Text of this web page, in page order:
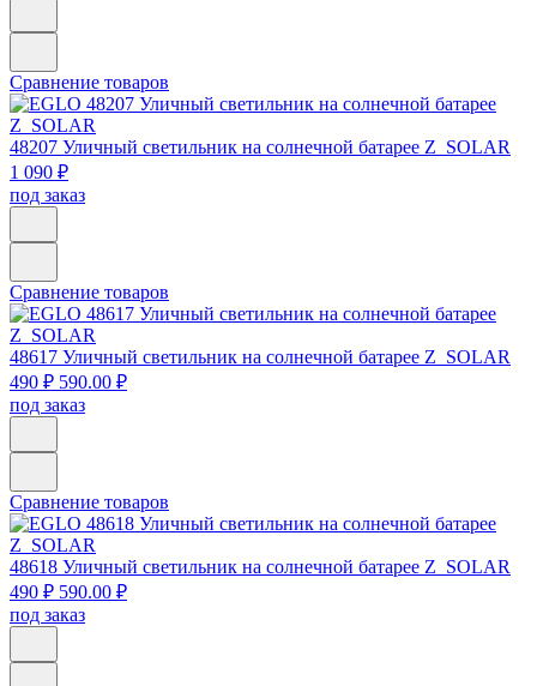
Сравнение товаров
48207 Уличный светильник на солнечной батарее Z_SOLAR
1 090 ₽
под заказ
Сравнение товаров
48617 Уличный светильник на солнечной батарее Z_SOLAR
490 ₽ 590.00 ₽
под заказ
Сравнение товаров
48618 Уличный светильник на солнечной батарее Z_SOLAR
490 ₽ 590.00 ₽
под заказ